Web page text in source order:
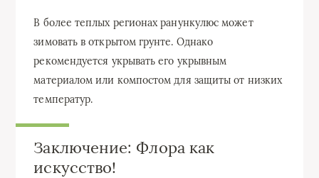
В более теплых регионах ранункулюс может
зимовать в открытом грунте. Однако
рекомендуется укрывать его укрывным
материалом или компостом для защиты от низких
температур.
Заключение: Флора как
искусство!